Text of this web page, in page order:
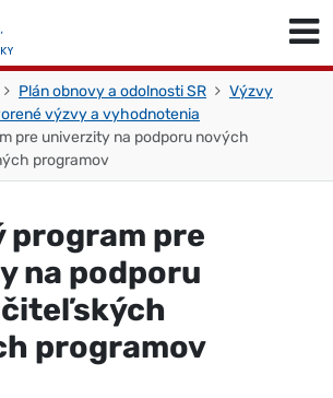
Plán obnovy a odolnosti SR
Výzvy
výzvy a vyhodnotenia
pre univerzity na podporu nových
programov
program pre
na podporu
programov